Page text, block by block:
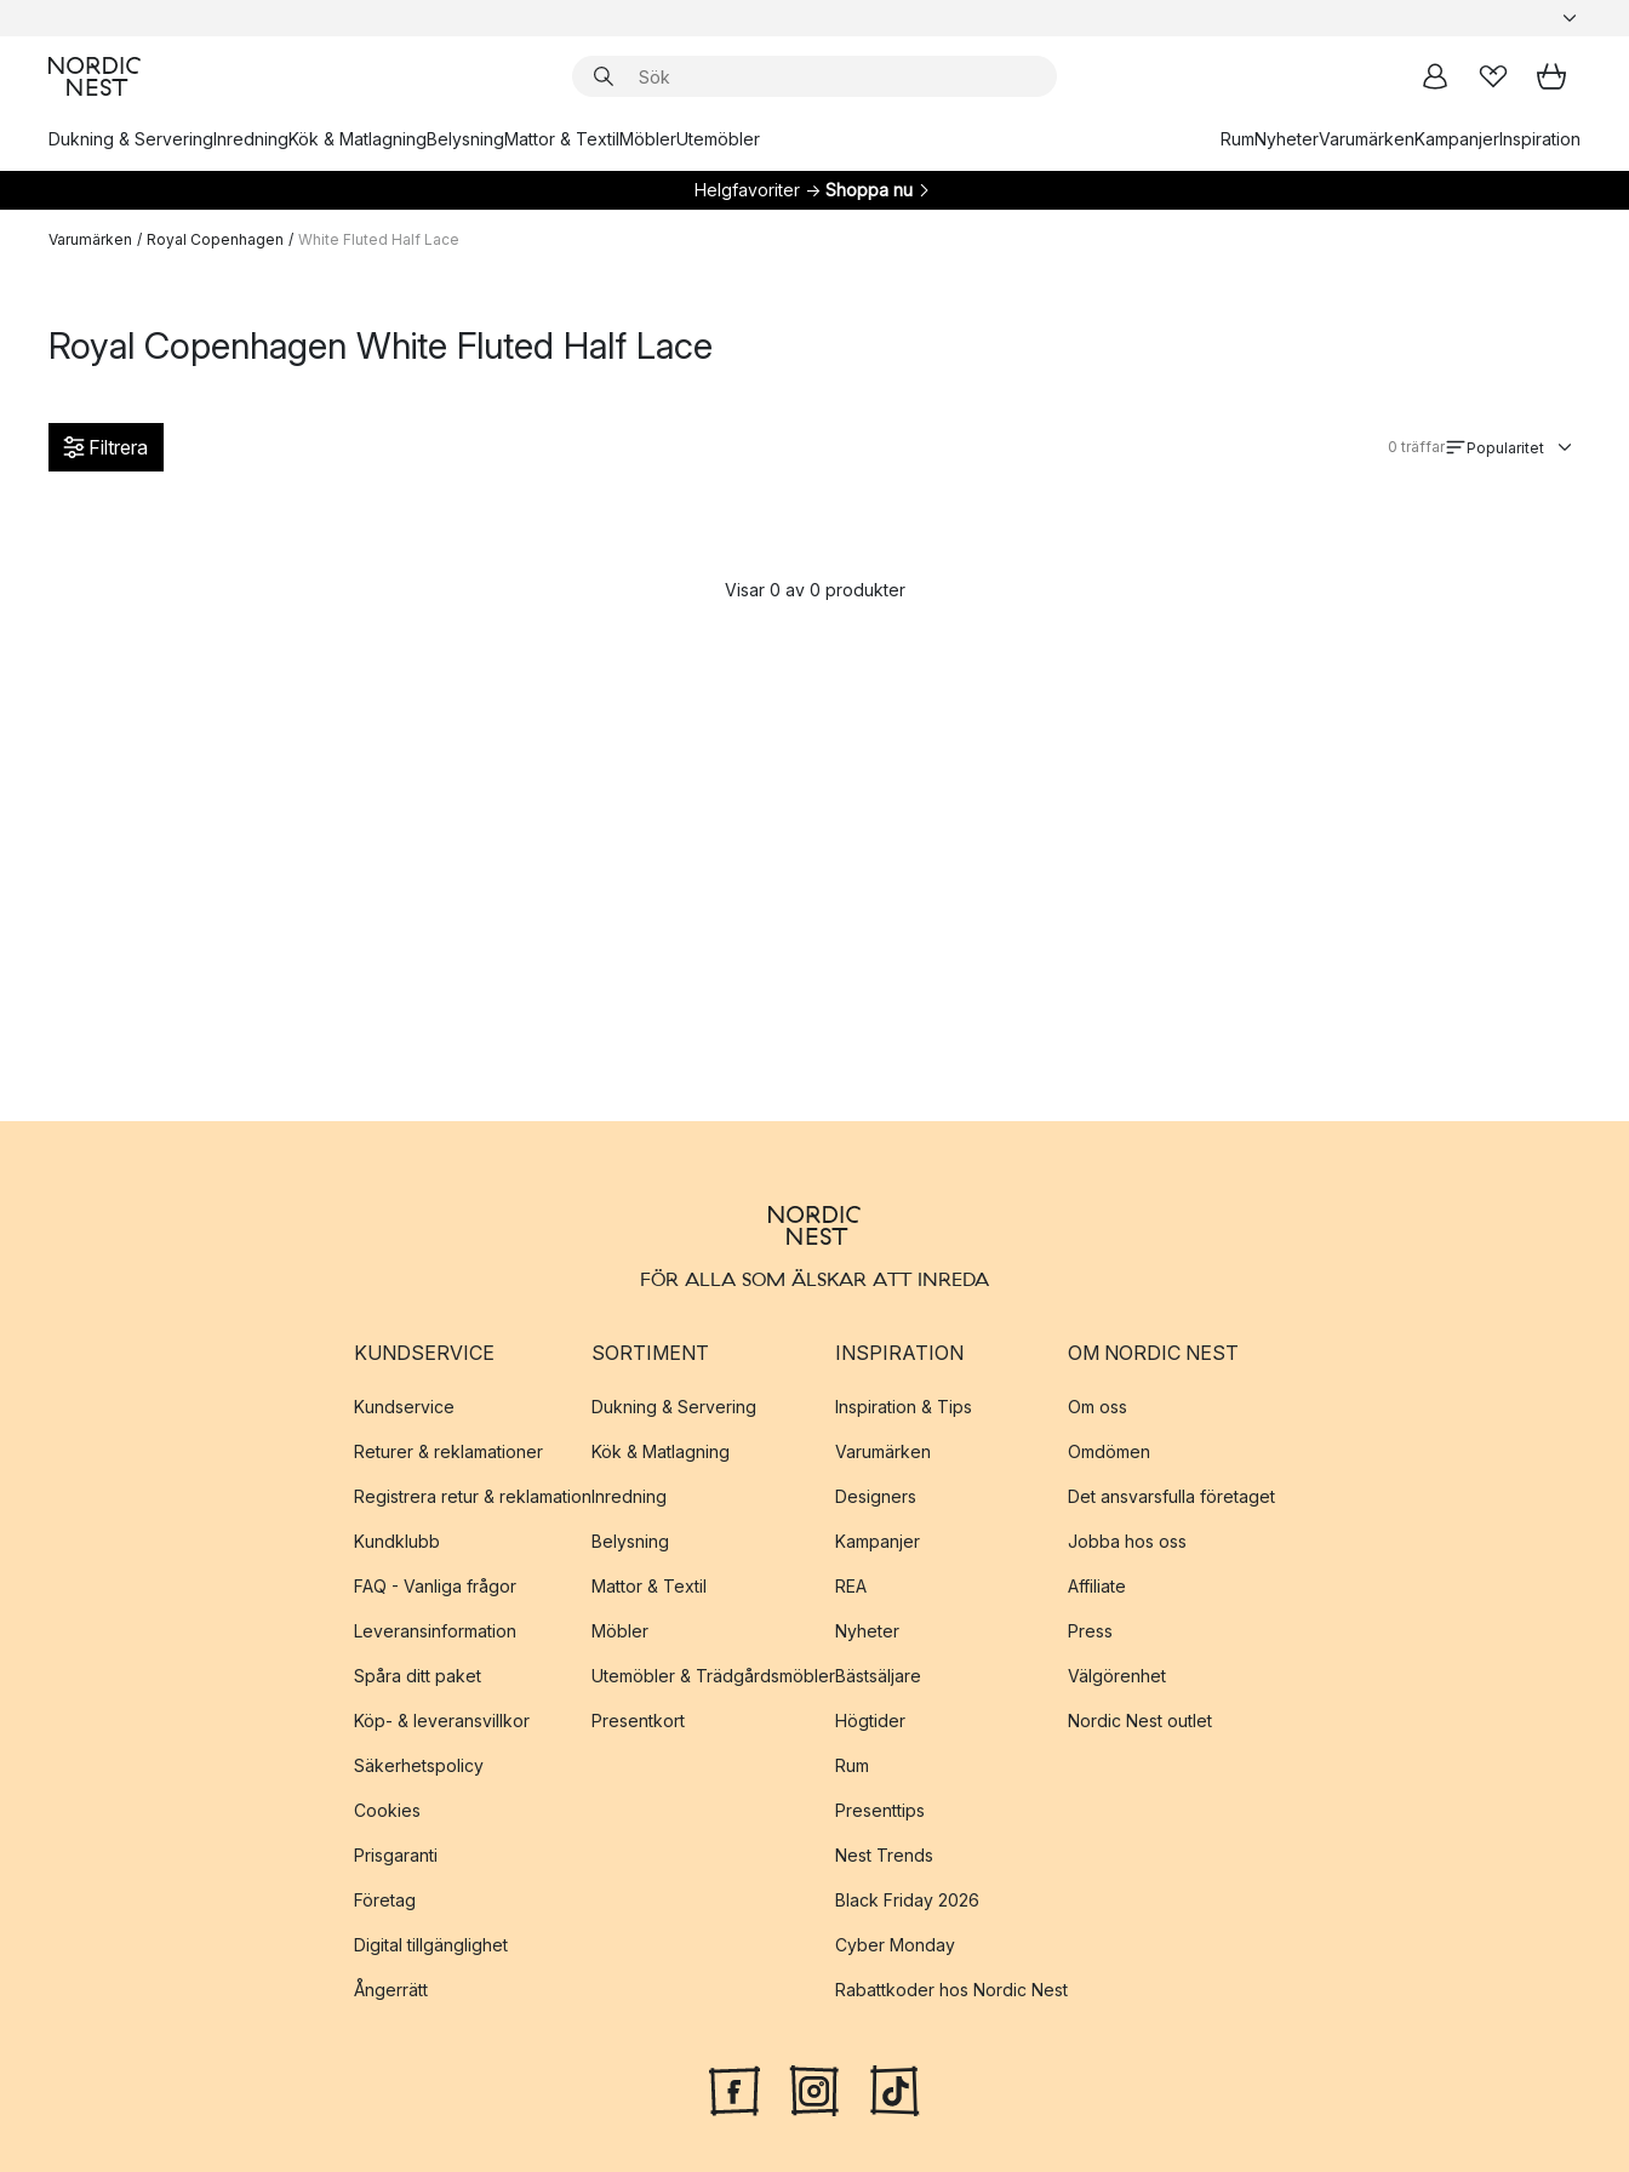
Dukning & ServeringInredningKök & MatlagningBelysningMattor & TextilMöblerUtemöbler RumNyheterVarumärkenKampanjerInspiration
Helgfavoriter → Shoppa nu
Varumärken / Royal Copenhagen / White Fluted Half Lace
Royal Copenhagen White Fluted Half Lace
Filtrera 0 träffar Popularitet
Visar 0 av 0 produkter
FÖR ALLA SOM ÄLSKAR ATT INREDA
KUNDSERVICE
Kundservice
Returer & reklamationer
Registrera retur & reklamation
Kundklubb
FAQ - Vanliga frågor
Leveransinformation
Spåra ditt paket
Köp- & leveransvillkor
Säkerhetspolicy
Cookies
Prisgaranti
Företag
Digital tillgänglighet
Ångerrätt
SORTIMENT
Dukning & Servering
Kök & Matlagning
Inredning
Belysning
Mattor & Textil
Möbler
Utemöbler & Trädgårdsmöbler
Presentkort
INSPIRATION
Inspiration & Tips
Varumärken
Designers
Kampanjer
REA
Nyheter
Bästsäljare
Högtider
Rum
Presenttips
Nest Trends
Black Friday 2026
Cyber Monday
Rabattkoder hos Nordic Nest
OM NORDIC NEST
Om oss
Omdömen
Det ansvarsfulla företaget
Jobba hos oss
Affiliate
Press
Välgörenhet
Nordic Nest outlet